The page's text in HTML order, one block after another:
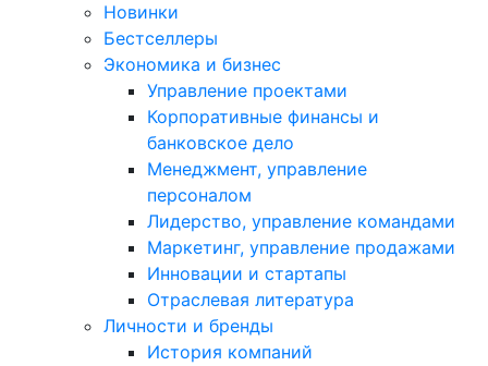
Новинки
Бестселлеры
Экономика и бизнес
Управление проектами
Корпоративные финансы и
банковское дело
Менеджмент, управление
персоналом
Лидерство, управление командами
Маркетинг, управление продажами
Инновации и стартапы
Отраслевая литература
Личности и бренды
История компаний